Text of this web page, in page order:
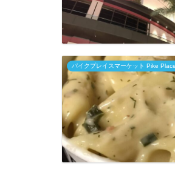
パイクプレイスマーケット Pike